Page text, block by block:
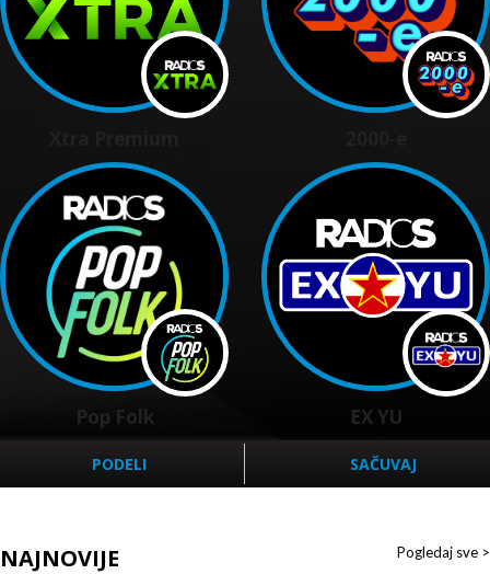
Pop Folk EX YU
PODELI SAČUVAJ
NAJNOVIJE Pogledaj sve >